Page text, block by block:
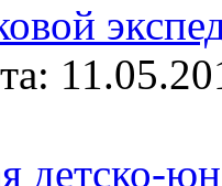
детско-